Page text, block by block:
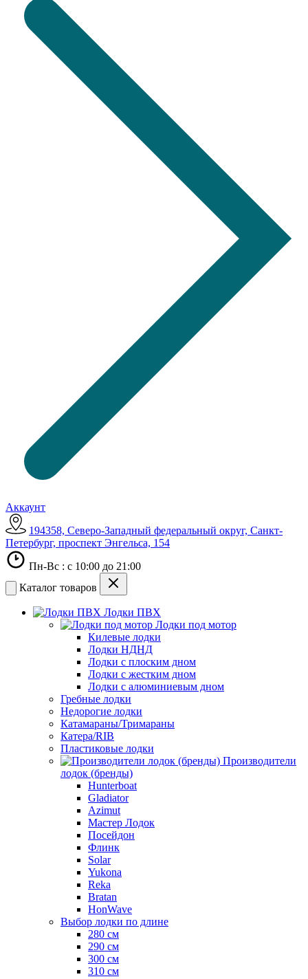
Аккаунт
194358, Северо-Западный федеральный округ, Санкт-
Петербург, проспект Энгельса, 154
Пн-Вс : с 10:00 до 21:00
Каталог товаров
Лодки ПВХ
Лодки под мотор
Килевые лодки
Лодки НДНД
Лодки с плоским дном
Лодки с жестким дном
Лодки с алюминиевым дном
Гребные лодки
Недорогие лодки
Катамараны/Тримараны
Катера/RIB
Пластиковые лодки
Производители
лодок (бренды)
Hunterboat
Gladiator
Azimut
Мастер Лодок
Посейдон
Флинк
Solar
Yukona
Reka
Bratan
HonWave
Выбор лодки по длине
280 см
290 см
300 см
310 см